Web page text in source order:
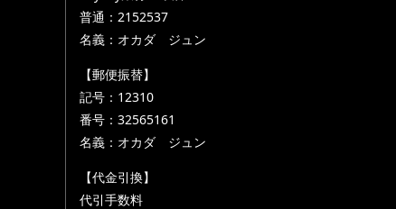
普通：2152537
名義：オカダ ジュン
【郵便振替】
記号：12310
番号：32565161
名義：オカダ ジュン
【代金引換】
代引手数料